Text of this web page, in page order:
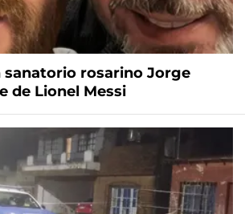
sanatorio rosarino Jorge
de Lionel Messi